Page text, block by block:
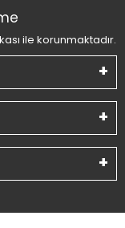
ile korunmaktadır.